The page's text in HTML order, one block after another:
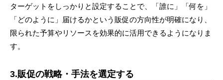
ターゲットをしっかりと設定することで、「誰に」「何を」
「どのように」届けるかという販促の方向性が明確になり、
限られた予算やリソースを効果的に活用できるようになりま
す。
3.販促の戦略・手法を選定する